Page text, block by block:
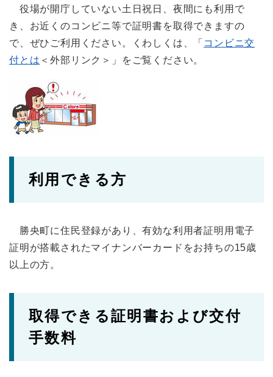
役場が開庁していない土日祝日、夜間にも利用で
き、お近くのコンビニ等で証明書を取得できますの
で、ぜひご利用ください。くわしくは、「 コンビニ交
付とは ＜外部リンク＞ 」をご覧ください。
利用できる方
勝央町に住民登録があり、有効な利用者証明用電子
証明が搭載されたマイナンバーカードをお持ちの15歳
以上の方。
取得できる証明書および交付
手数料